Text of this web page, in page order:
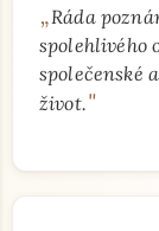
„Ráda
spolehlivého
společenské
život."